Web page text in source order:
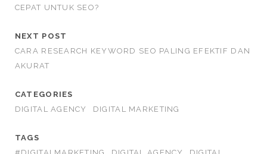
CEPAT UNTUK SEO?
NEXT POST
CARA RESEARCH KEYWORD SEO PALING EFEKTIF DAN
AKURAT
CATEGORIES
DIGITAL AGENCY
DIGITAL MARKETING
TAGS